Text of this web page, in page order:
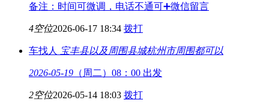
备注：时间可微调，电话不通可➕微信留言
4空位2026-06-17 18:34 拨打
车找人 宝丰县以及周围县城杭州市周围都可以
2026-05-19 （周二）08：00 出发
2空位2026-05-14 18:03 拨打